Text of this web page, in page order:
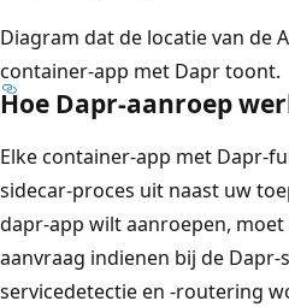
Diagram dat de locatie van de
container-app met Dapr toont.
Hoe Dapr-aanroep
Elke container-app met Dapr-
sidecar-proces uit naast uw
dapr-app wilt aanroepen, moet
aanvraag indienen bij de Dapr-
servicedetectie en -routering